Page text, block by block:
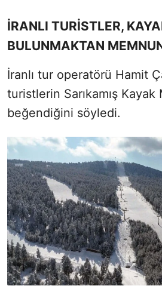
İRANLI TURİSTLER,
BULUNMAKTAN
İranlı tur operatörü Hamit
turistlerin Sarıkamış
beğendiğini söyledi.